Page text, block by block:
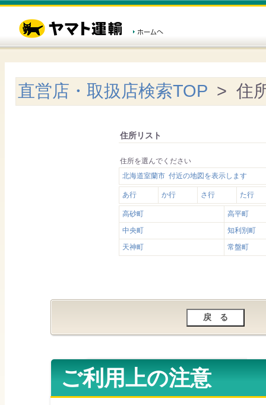
直営店・取扱店検索TOP > 住
住所リスト
住所を選んでください
北海道室蘭市 付近の地図を表示します
あ行 か行 さ行 た行
高砂町
高平町
中央町
知利別町
天神町
常盤町
ご利用上の注意